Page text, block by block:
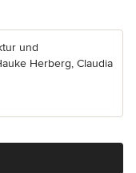
und
Herberg, Claudia